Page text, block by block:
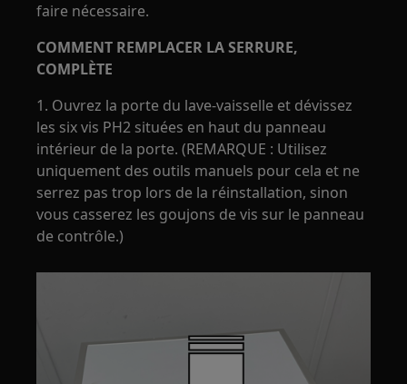
faire nécessaire.
COMMENT REMPLACER LA SERRURE,
COMPLÈTE
1. Ouvrez la porte du lave-vaisselle et dévissez
les six vis PH2 situées en haut du panneau
intérieur de la porte. (REMARQUE : Utilisez
uniquement des outils manuels pour cela et ne
serrez pas trop lors de la réinstallation, sinon
vous casserez les goujons de vis sur le panneau
de contrôle.)